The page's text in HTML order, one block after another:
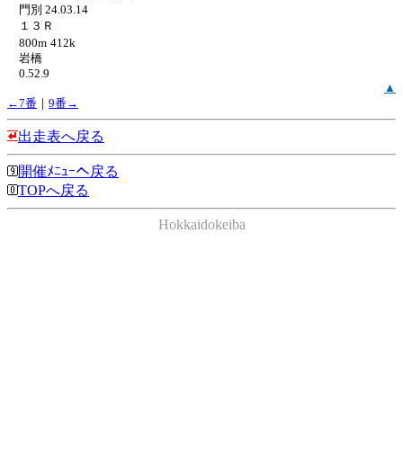
門別 24.03.14
１３Ｒ
800m 412k
岩橋
0.52.9
▲
←7番 ｜ 9番→
出走表へ戻る
開催ﾒﾆｭｰへ戻る
TOPへ戻る
Hokkaidokeiba